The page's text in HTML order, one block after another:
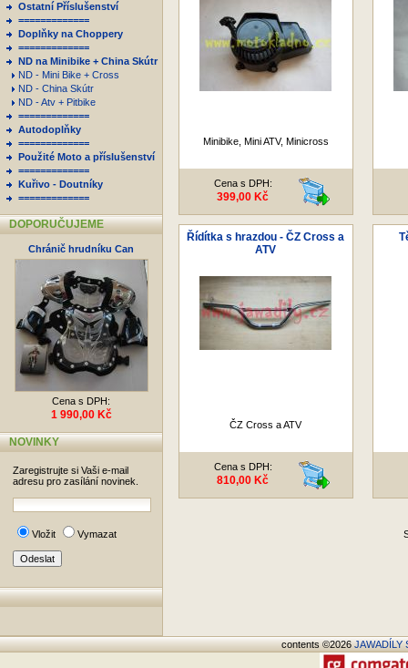
Ostatní Příslušenství
=============
Doplňky na Choppery
=============
ND na Minibike + China Skútr
ND - Mini Bike + Cross
ND - China Skútr
ND - Atv + Pitbike
=============
Autodoplňky
=============
Použité Moto a příslušenství
=============
Kuřivo - Doutníky
=============
DOPORUČUJEME
Chránič hrudníku Can
Cena s DPH:
1 990,00 Kč
NOVINKY
Zaregistrujte si Vaši e-mail
adresu pro zasílání novinek.
Vložit Vymazat
Minibike, Mini ATV, Minicross
Cena s DPH:
399,00 Kč
Řídítka s hrazdou - ČZ Cross a
ATV
ČZ Cross a ATV
Cena s DPH:
810,00 Kč
contents ©2026JAWADÍLY